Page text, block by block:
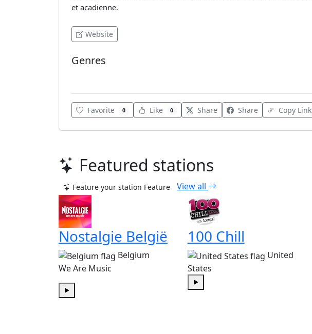
et acadienne.
Website
Genres
Favorite 0 Like 0 Share Share Copy Link
Featured stations
Feature your station Feature View all
Nostalgie België
Belgium
We Are Music
100 Chill
United
States